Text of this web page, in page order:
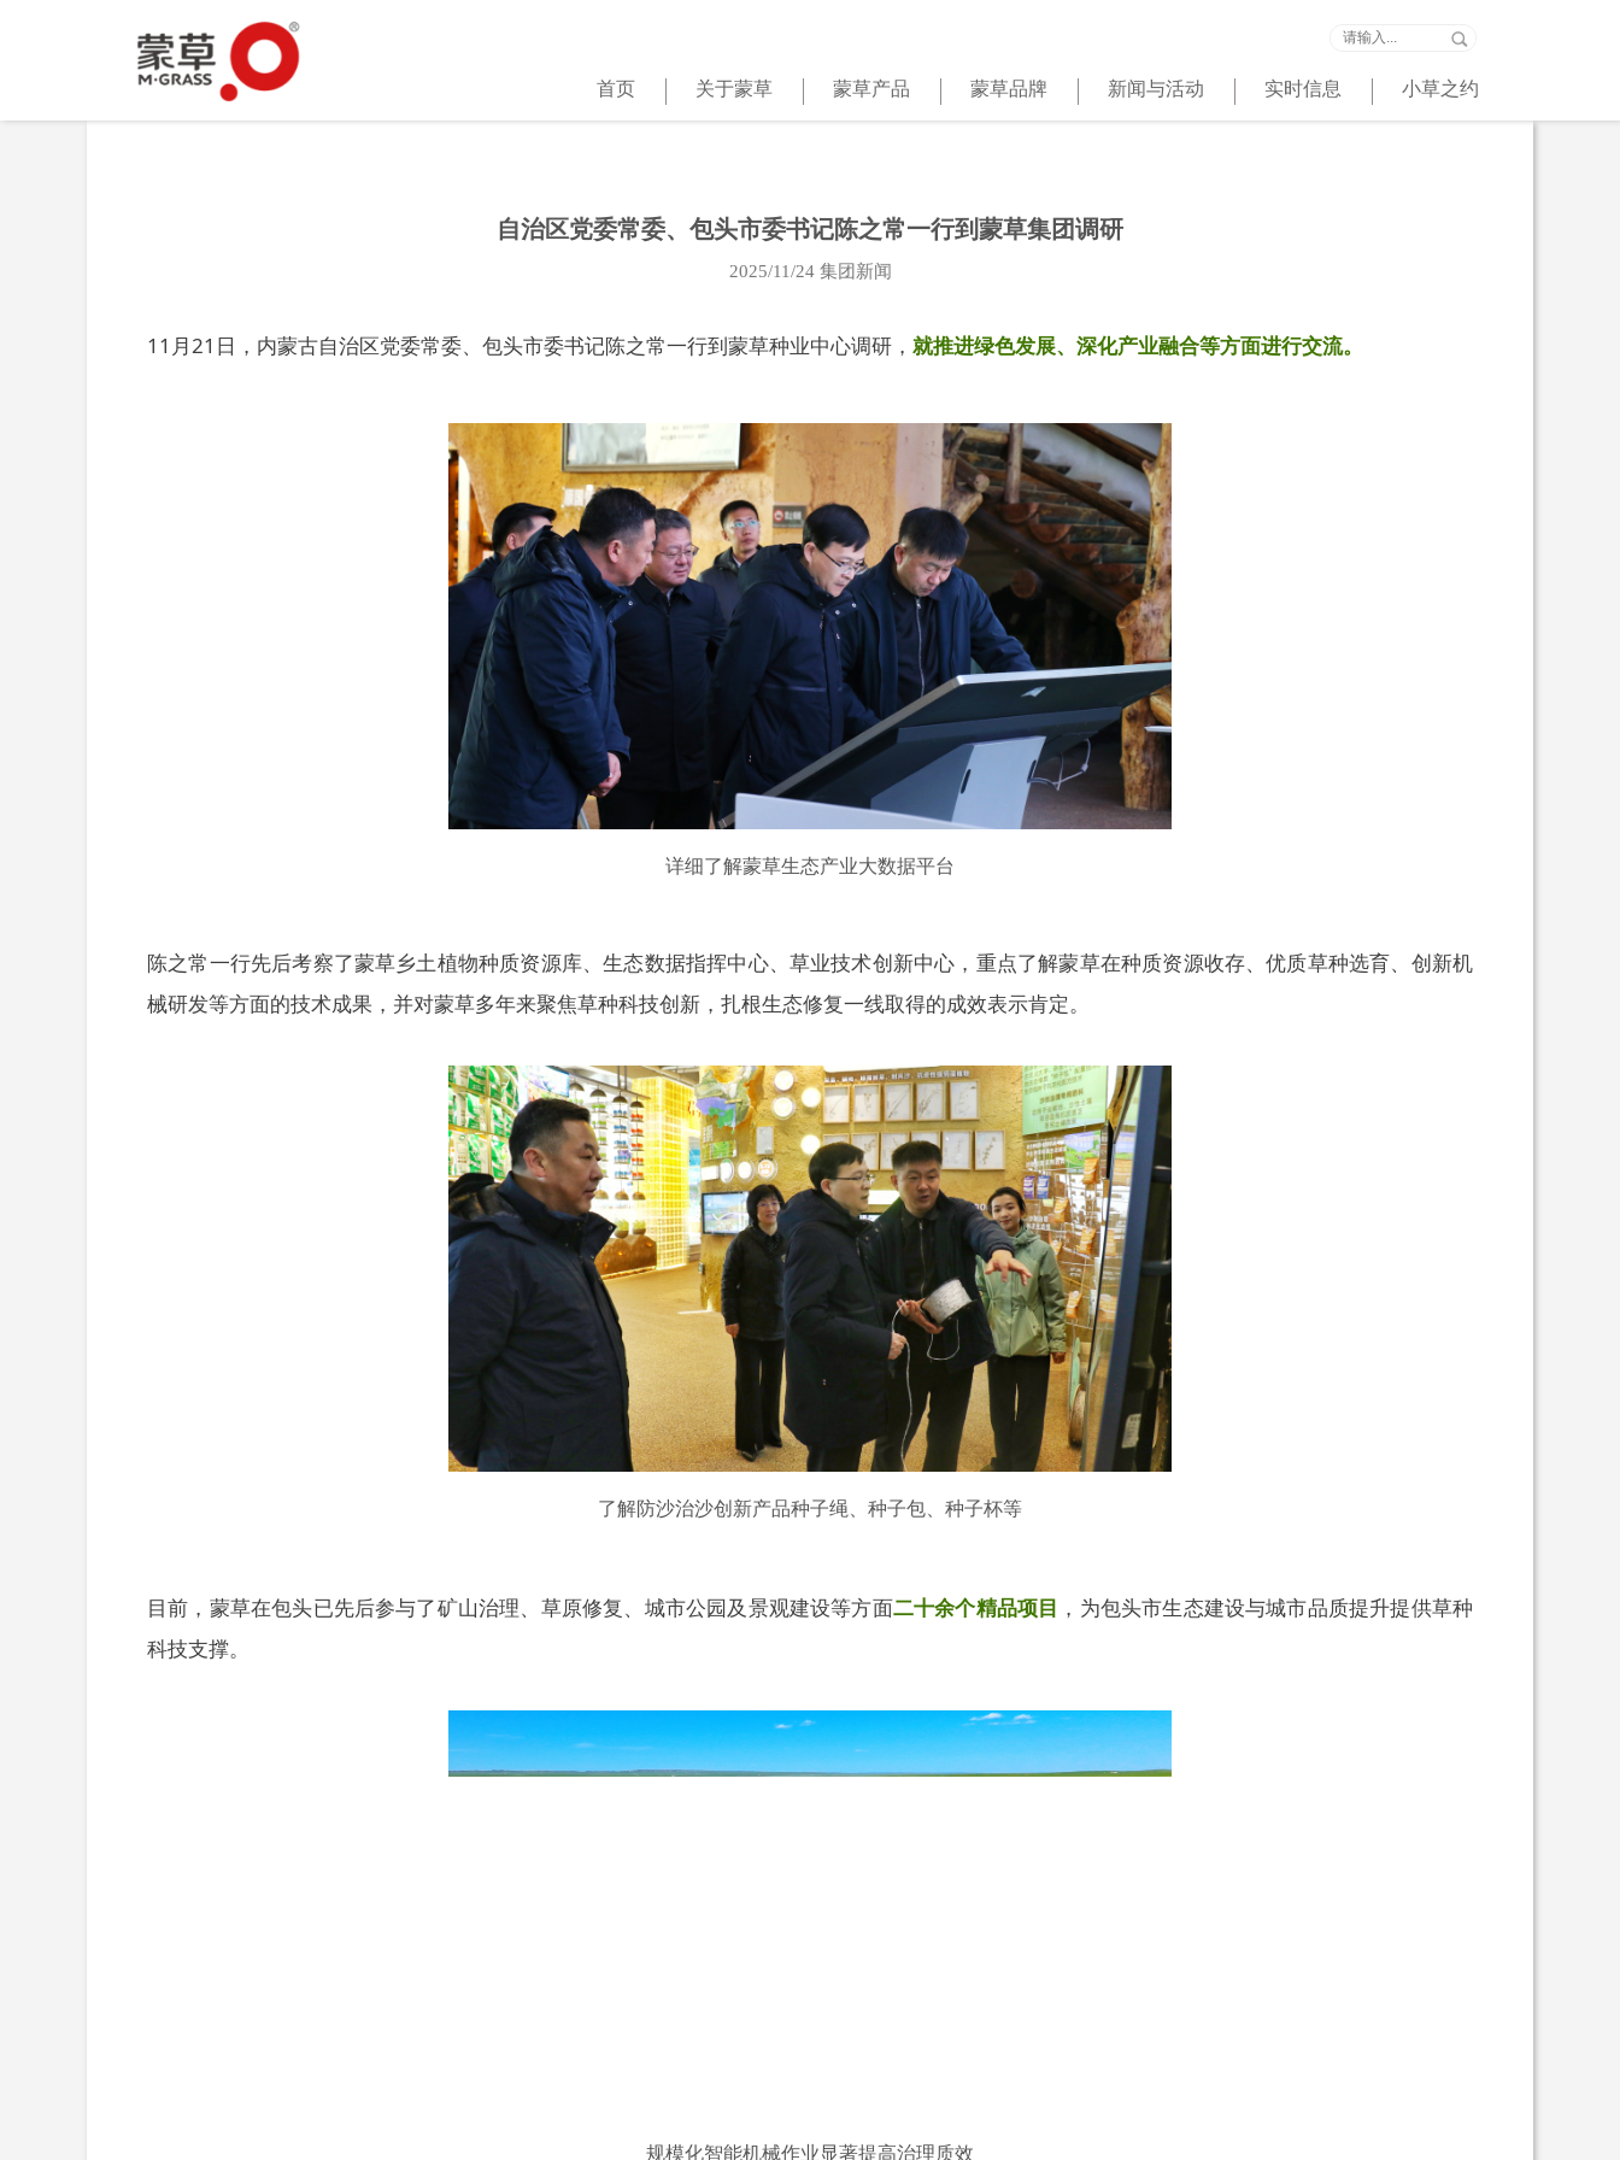
首页 关于蒙草 蒙草产品 蒙草品牌 新闻与活动 实时信息 小草之约
自治区党委常委、包头市委书记陈之常一行到蒙草集团调研
2025/11/24 集团新闻
11月21日，内蒙古自治区党委常委、包头市委书记陈之常一行到蒙草种业中心调研， 就推进绿色发展、深化产业融合等方面进行交流。
详细了解蒙草生态产业大数据平台
陈之常一行先后考察了蒙草乡土植物种质资源库、生态数据指挥中心、草业技术创新中心，重点了解蒙草在种质资源收存、优质草种选育、创新机
械研发等方面的技术成果，并对蒙草多年来聚焦草种科技创新，扎根生态修复一线取得的成效表示肯定。
了解防沙治沙创新产品种子绳、种子包、种子杯等
目前，蒙草在包头已先后参与了矿山治理、草原修复、城市公园及景观建设等方面二十余个精品项目 ，为包头市生态建设与城市品质提升提供草种
科技支撑。
规模化智能机械作业显著提高治理质效